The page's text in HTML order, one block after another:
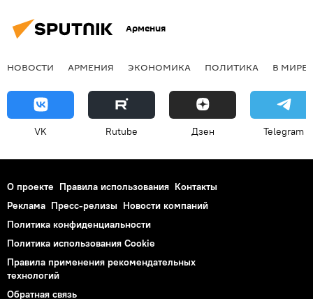
Армения
НОВОСТИ АРМЕНИЯ ЭКОНОМИКА ПОЛИТИКА В МИРЕ
VK Rutube Дзен Telegram
О проекте Правила использования Контакты
Реклама Пресс-релизы Новости компаний
Политика конфиденциальности
Политика использования Cookie
Правила применения рекомендательных
технологий
Обратная связь